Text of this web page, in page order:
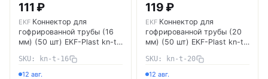
111 ₽
EKF Коннектор для
гофрированной трубы (16
мм) (50 шт) EKF-Plast kn-t-
SKU: kn-t-16
12 авг.
119 ₽
EKF Коннектор для
гофрированной трубы (20
мм) (50 шт) EKF-Plast kn-t-
SKU: kn-t-20
12 авг.